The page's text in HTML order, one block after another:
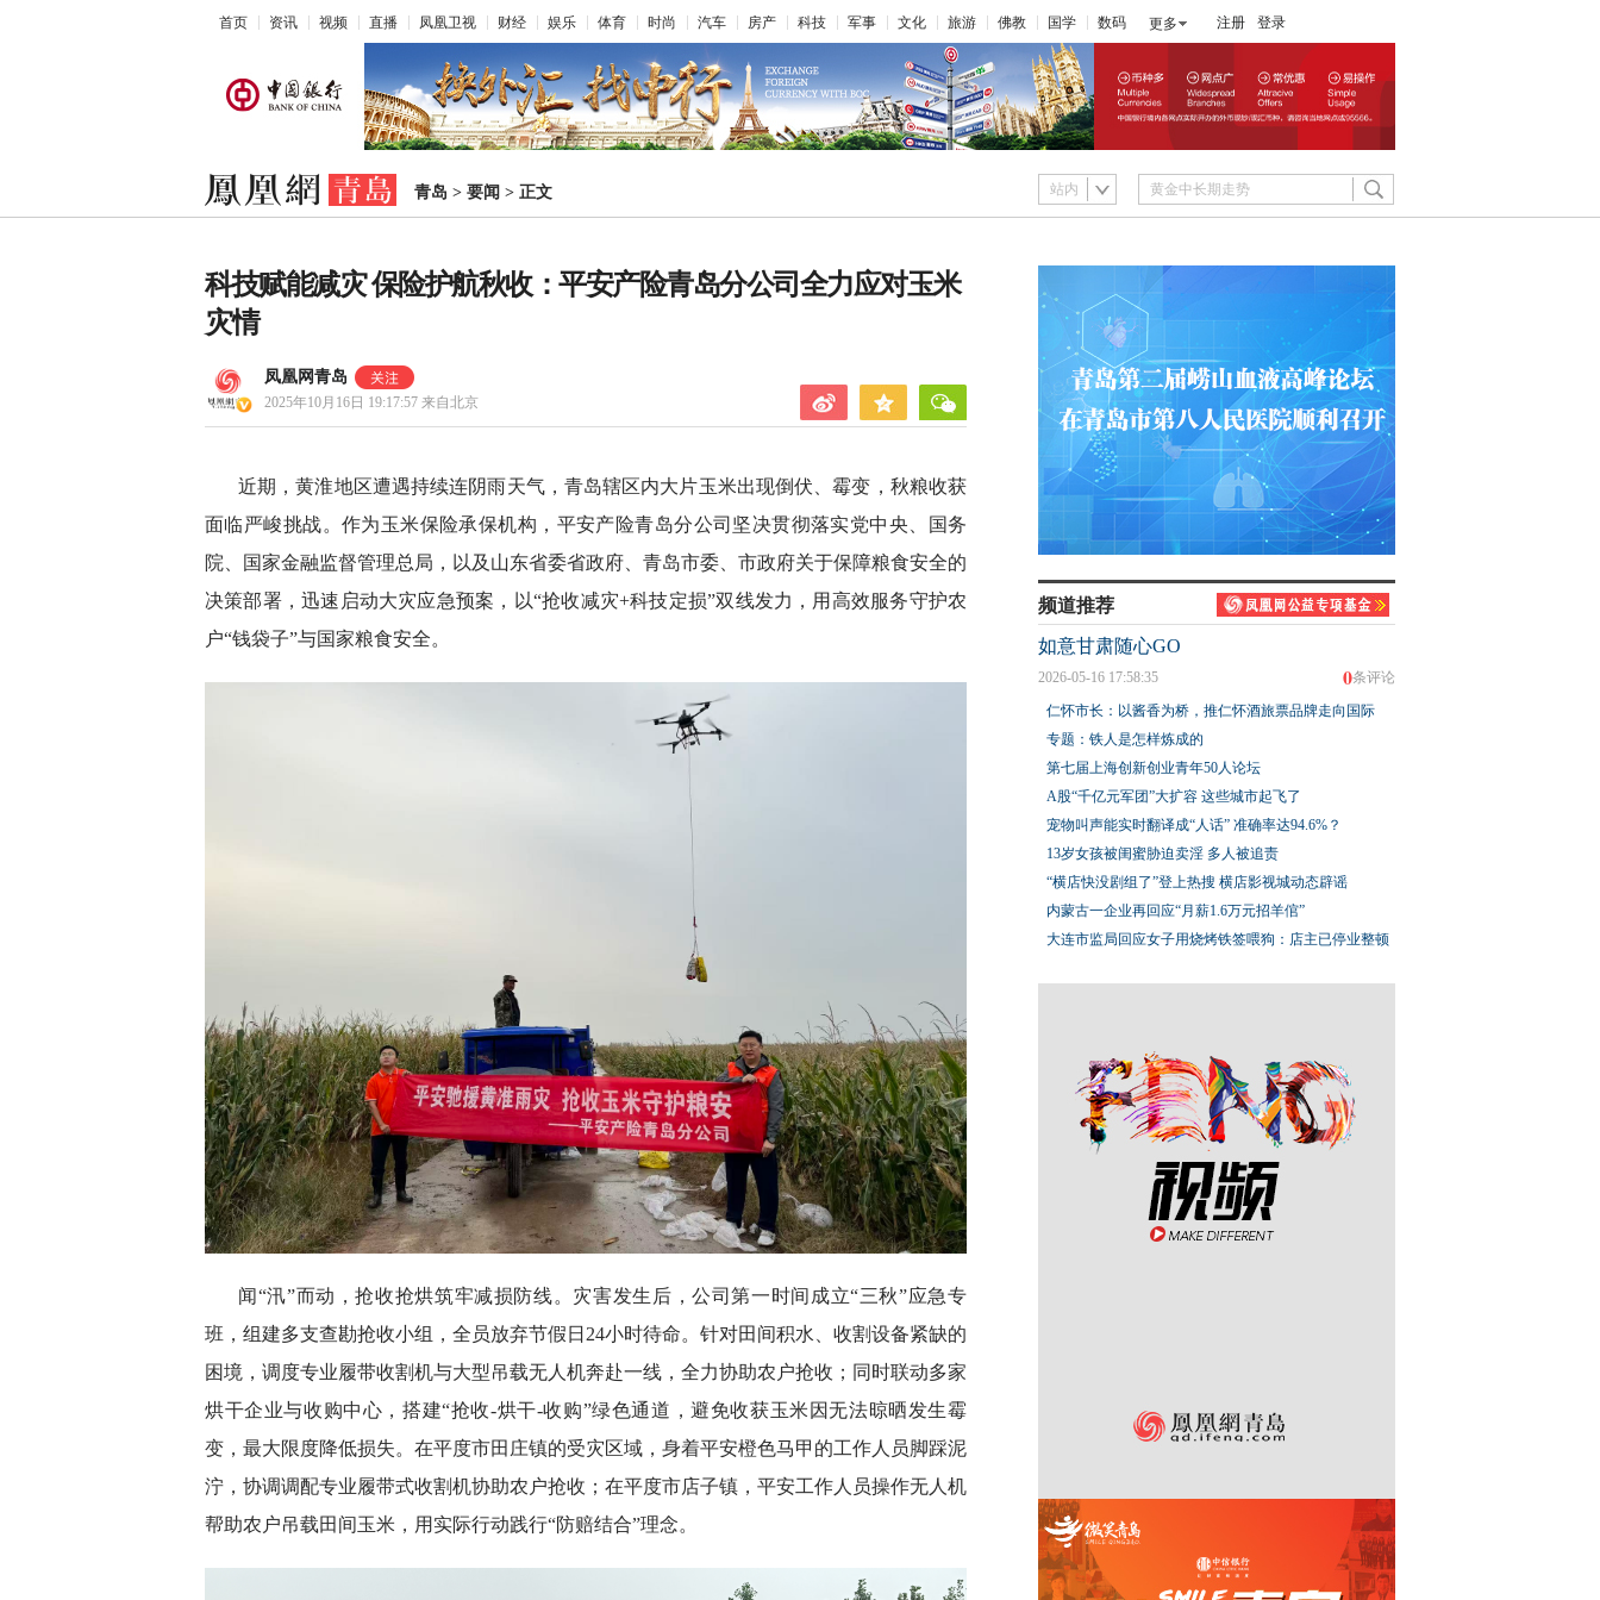
首页 资讯 视频 直播 凤凰卫视 财经 娱乐 体育 时尚 汽车 房产 科技 军事 文化 旅游 佛教 国学 数码 更多 注册 登录
青岛 > 要闻 > 正文 站内
科技赋能减灾 保险护航秋收：平安产险青岛分公司全力应对玉米
灾情
凤凰网青岛
2025年10月16日 19:17:57 来自北京
近期，黄淮地区遭遇持续连阴雨天气，青岛辖区内大片玉米出现倒伏、霉变，秋粮收获
面临严峻挑战。作为玉米保险承保机构，平安产险青岛分公司坚决贯彻落实党中央、国务
院、国家金融监督管理总局，以及山东省委省政府、青岛市委、市政府关于保障粮食安全的
决策部署，迅速启动大灾应急预案，以“抢收减灾+科技定损”双线发力，用高效服务守护农
户“钱袋子”与国家粮食安全。
闻“汛”而动，抢收抢烘筑牢减损防线。灾害发生后，公司第一时间成立“三秋”应急专
班，组建多支查勘抢收小组，全员放弃节假日24小时待命。针对田间积水、收割设备紧缺的
困境，调度专业履带收割机与大型吊载无人机奔赴一线，全力协助农户抢收；同时联动多家
烘干企业与收购中心，搭建“抢收-烘干-收购”绿色通道，避免收获玉米因无法晾晒发生霉
变，最大限度降低损失。在平度市田庄镇的受灾区域，身着平安橙色马甲的工作人员脚踩泥
泞，协调调配专业履带式收割机协助农户抢收；在平度市店子镇，平安工作人员操作无人机
帮助农户吊载田间玉米，用实际行动践行“防赔结合”理念。
频道推荐
如意甘肃随心GO
0条评论
2026-05-16 17:58:35
仁怀市长：以酱香为桥，推仁怀酒旅票品牌走向国际
专题：铁人是怎样炼成的
第七届上海创新创业青年50人论坛
A股“千亿元军团”大扩容 这些城市起飞了
宠物叫声能实时翻译成“人话” 准确率达94.6%？
13岁女孩被闺蜜胁迫卖淫 多人被追责
“横店快没剧组了”登上热搜 横店影视城动态辟谣
内蒙古一企业再回应“月薪1.6万元招羊倌”
大连市监局回应女子用烧烤铁签喂狗：店主已停业整顿